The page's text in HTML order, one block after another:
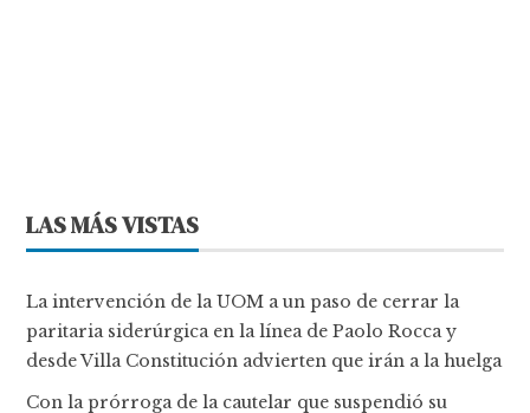
LAS MÁS VISTAS
La intervención de la UOM a un paso de cerrar la
paritaria siderúrgica en la línea de Paolo Rocca y
desde Villa Constitución advierten que irán a la huelga
Con la prórroga de la cautelar que suspendió su